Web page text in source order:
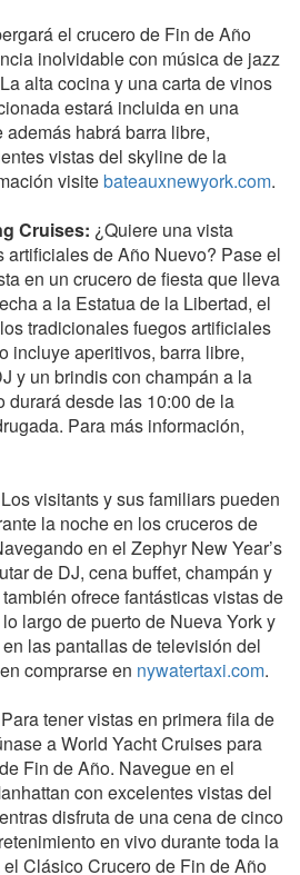
el crucero de Fin de Año
inolvidable con música de jazz
alta cocina y una carta de vinos
estará incluida en una
habrá barra libre,
vistas del skyline de la
visitebateauxnewyork.com.
Cruises: ¿Quiere una vista
artificiales de Año Nuevo? Pase el
en un crucero de fiesta que lleva
a la Estatua de la Libertad, el
tradicionales fuegos artificiales
incluye aperitivos, barra libre,
y un brindis con champán a la
durará desde las 10:00 de la
Para más información,
Los visitants y sus familiars pueden
la noche en los cruceros de
en el Zephyr New Year’s
de DJ, cena buffet, champán y
ofrece fantásticas vistas de
largo de puerto de Nueva York y
las pantallas de televisión del
comprarse en nywatertaxi.com.
Para tener vistas en primera fila de
a World Yacht Cruises para
Fin de Año. Navegue en el
con excelentes vistas del
disfruta de una cena de cinco
en vivo durante toda la
Clásico Crucero de Fin de Año